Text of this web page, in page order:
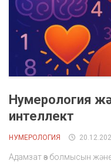
Нумерология
интеллект
НУМЕРОЛОГИЯ
Адамзат өз болмысын